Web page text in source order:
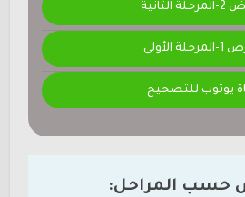
الثانية
الأولى
يوتوب للتصحيح
حسب المراحل: